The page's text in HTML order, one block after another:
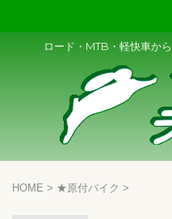
ロード・MTB・軽快車か
HOME > ★原付バイク >